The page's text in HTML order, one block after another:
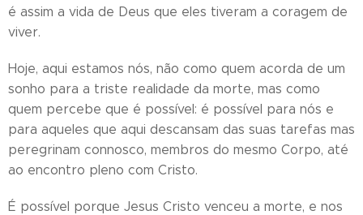
é assim a vida de Deus que eles tiveram a coragem de
viver.
Hoje, aqui estamos nós, não como quem acorda de um
sonho para a triste realidade da morte, mas como
quem percebe que é possível: é possível para nós e
para aqueles que aqui descansam das suas tarefas mas
peregrinam connosco, membros do mesmo Corpo, até
ao encontro pleno com Cristo.
É possível porque Jesus Cristo venceu a morte, e nos